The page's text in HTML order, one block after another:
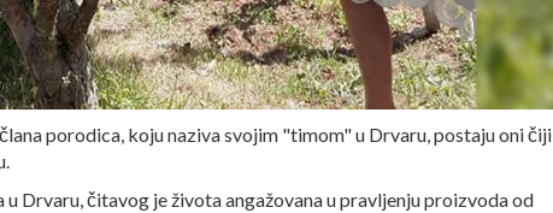
porodica, koju naziva svojim "timom" u Drvaru, postaju oni čiji
u Drvaru, čitavog je života angažovana u pravljenju proizvoda od